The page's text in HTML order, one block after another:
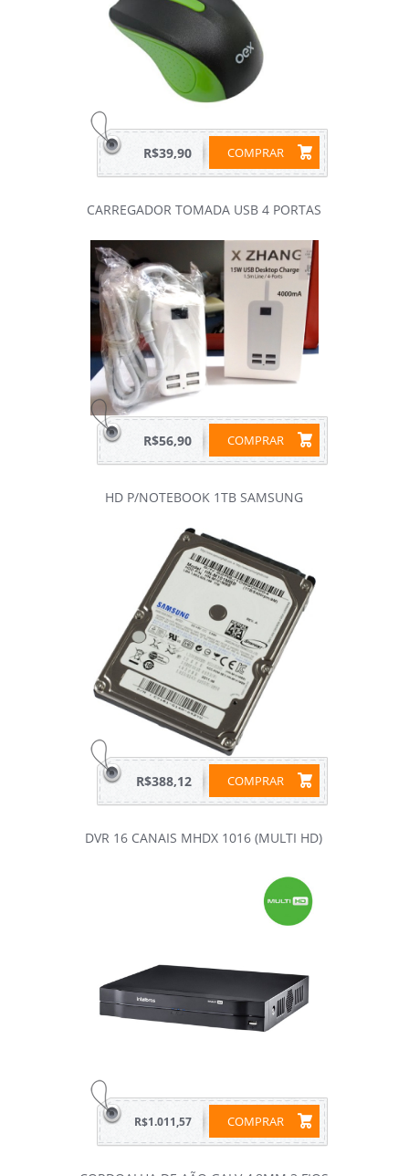
COMPRAR
R$39,90
CARREGADOR TOMADA USB 4 PORTAS
COMPRAR
R$56,90
HD P/NOTEBOOK 1TB SAMSUNG
COMPRAR
R$388,12
DVR 16 CANAIS MHDX 1016 (MULTI HD)
COMPRAR
R$1.011,57